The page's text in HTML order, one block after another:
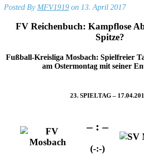
Posted By MFV1919 on 13. April 2017
FV Reichenbuch: Kampflose
Spitze?
Fußball-Kreisliga Mosbach: Spielfreier
am Ostermontag mit seiner
23. SPIELTAG –
– : –
(-:-)